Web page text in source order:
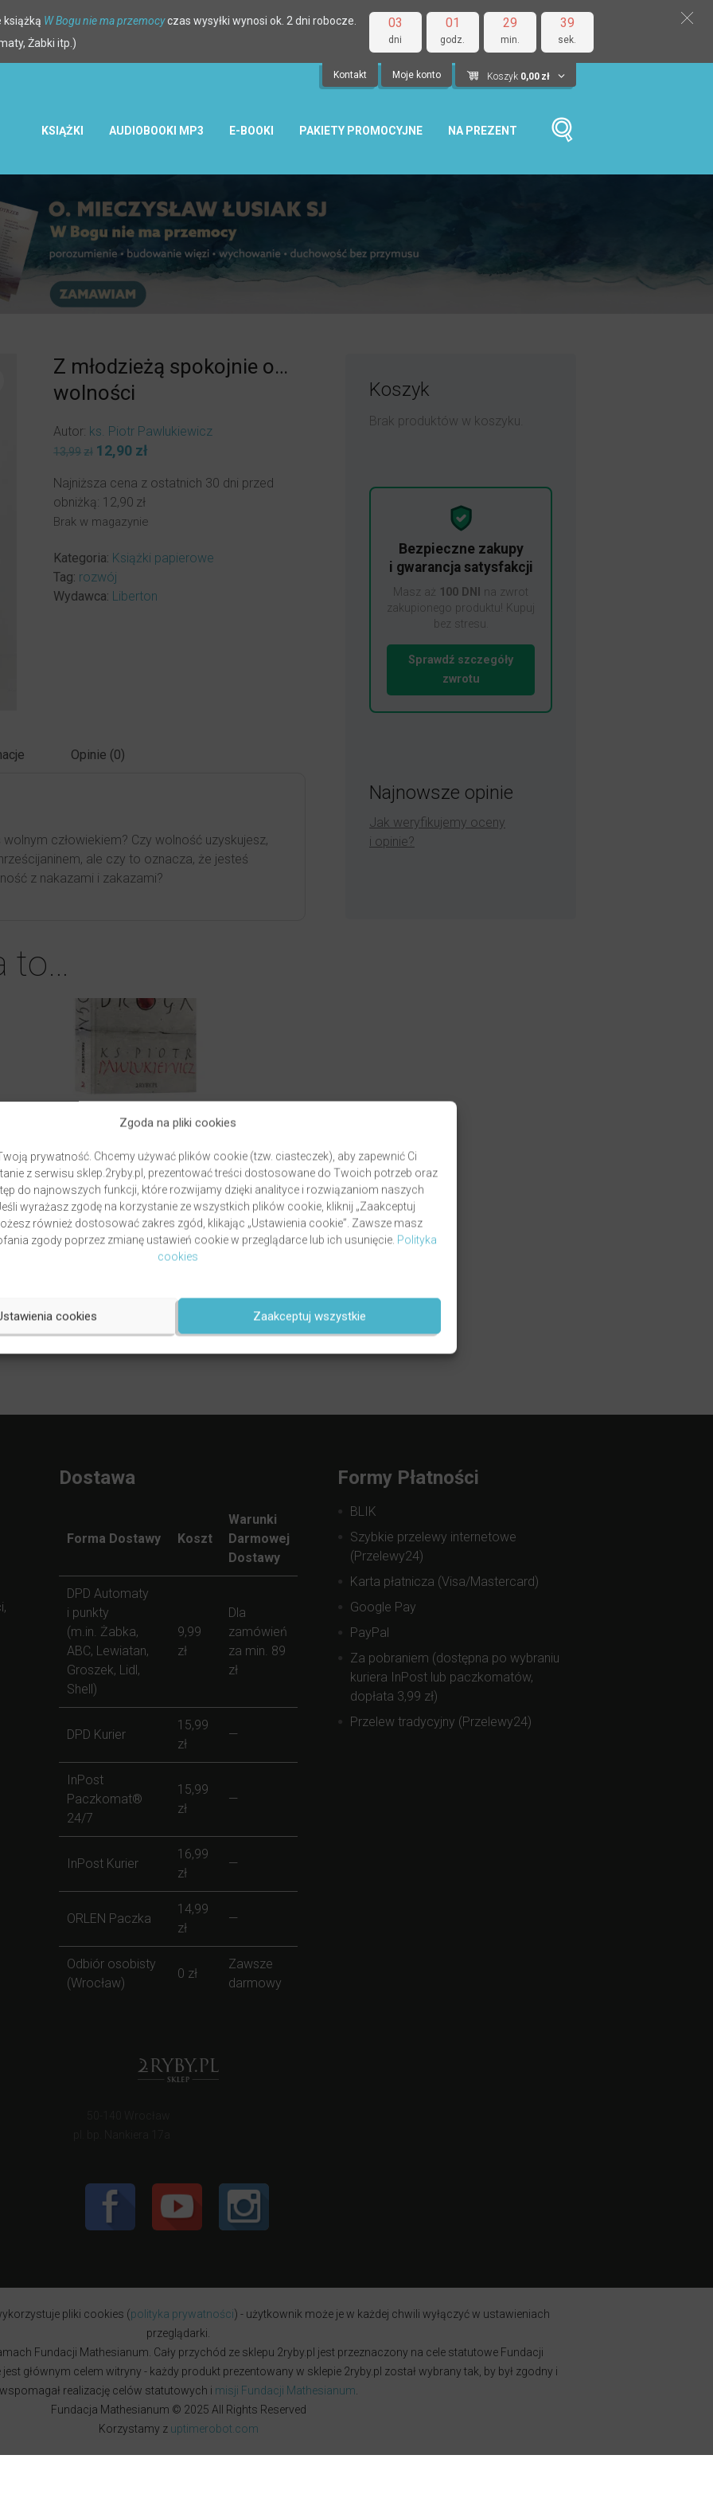
Zgoda na pliki cookies
prywatność. Chcemy używać plików cookie (tzw. ciasteczek), aby zapewnić Ci
z serwisu sklep.2ryby.pl, prezentować treści dostosowane do Twoich potrzeb oraz
do najnowszych funkcji, które rozwijamy dzięki analityce i rozwiązaniom naszych
wyrażasz zgodę na korzystanie ze wszystkich plików cookie, kliknij „Zaakceptuj
również dostosować zakres zgód, klikając „Ustawienia cookie”. Zawsze masz
zgody poprzez zmianę ustawień cookie w przeglądarce lub ich usunięcie. Polityka
cookies
Zaakceptuj wszystkie
cookies
03
dni
01
godz.
29
min.
38
sek.
książką W Bogu nie ma przemocyczas wysyłki wynosi ok. 2 dni robocze.
Żabki itp.)
Kontakt Moje konto Koszyk 0,00 zł
KSIĄŻKI AUDIOBOOKI MP3 E-BOOKI PAKIETY PROMOCYJNE NA PREZENT
Z młodzieżą spokojnie o…
wolności
Autor: ks. Piotr Pawlukiewicz
13,99zł Pierwotna
wynosiła:
13,99zł.
12,90 złAktualna
wynosi:
Najniższa cena z ostatnich 30 dni przed
obniżką: 12,90 zł
Brak w magazynie
Kategoria: Książki papierowe
Tag: rozwój
Wydawca: Liberton
Opinie (0)
człowiekiem? Czy wolność uzyskujesz,
ale czy to oznacza, że jesteś
z nakazami i zakazami?
to…
GRZYWOCZ & PAWLUKIEWICZ | DROGA
autorks. Piotr Pawlukiewicz ks. Krzysztof
Grzywocz
DODAJ DO KOSZYKA
Koszyk
Brak produktów w koszyku.
Bezpieczne zakupy
i gwarancja satysfakcji
Masz aż 100 DNI
na zwrot
zakupionego produktu! Kupuj
bez stresu.
Sprawdź szczegóły
zwrotu
Najnowsze opinie
Jak weryfikujemy oceny
i opinie?
Dostawa
Forma Dostawy Koszt
Warunki
Darmowej
Dostawy
DPD Automaty
i punkty
(m.in. Żabka,
ABC, Lewiatan,
Groszek, Lidl,
Shell)
9,99
zł
Dla
zamówień
za min. 89
zł
DPD Kurier
15,99
zł
—
InPost
Paczkomat®
24/7
15,99
zł
—
InPost Kurier
16,99
zł
—
ORLEN Paczka
14,99
zł
—
Odbiór osobisty
(Wrocław)
0 zł
Zawsze
darmowy
Formy Płatności
BLIK
Szybkie przelewy internetowe
(Przelewy24)
Karta płatnicza (Visa/Mastercard)
Google Pay
PayPal
Za pobraniem (dostępna po wybraniu
kuriera InPost lub paczkomatów,
dopłata 3,99 zł)
Przelew tradycyjny (Przelewy24)
pliki cookies (polityka prywatności) - użytkownik może je w każdej chwili wyłączyć w ustawieniach
przeglądarki.
Fundacji Mathesianum. Cały przychód ze sklepu 2ryby.pl jest przeznaczony na cele statutowe Fundacji
głównym celem witryny - każdy produkt prezentowany w sklepie 2ryby.pl został wybrany tak, by był zgodny i
wspomagał realizację celów statutowych i misji Fundacji Mathesianum
Fundacja Mathesianum © 2025 All Rights Reserved
Korzystamy z uptimerobot.com